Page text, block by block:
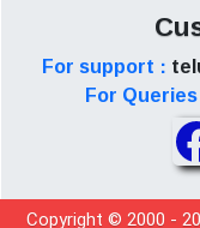
For support :
For
Copyright © 2000 -